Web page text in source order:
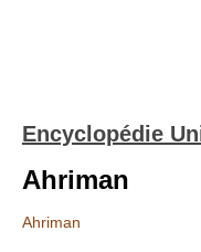
Encyclopédie
Ahriman
Ahriman